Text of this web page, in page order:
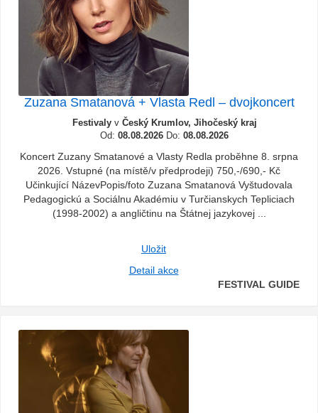
Zuzana Smatanová + Vlasta Redl – dvojkoncert
Festivalyv Český Krumlov, Jihočeský kraj
Od: 08.08.2026 Do: 08.08.2026
Koncert Zuzany Smatanové a Vlasty Redla proběhne 8. srpna
2026. Vstupné (na místě/v předprodeji) 750,-/690,- Kč
Učinkující NázevPopis/foto Zuzana Smatanová Vyštudovala
Pedagogickú a Sociálnu Akadémiu v Turčianskych Tepliciach
(1998-2002) a angličtinu na Štátnej jazykovej ...
Uložit
Detail akce
FESTIVAL GUIDE